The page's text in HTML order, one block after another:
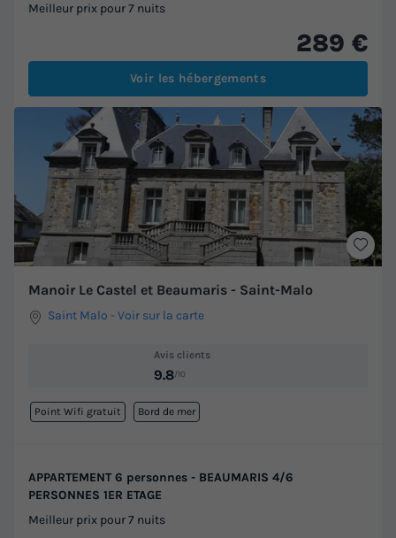
Meilleur prix pour 7 nuits
289 €
Voir les hébergements
Manoir Le Castel et Beaumaris - Saint-Malo
Saint Malo -Voir sur la carte
Avis clients
9.8/10
Point Wifi gratuit Bord de mer
APPARTEMENT 6 personnes - BEAUMARIS 4/6
PERSONNES 1ER ETAGE
Meilleur prix pour 7 nuits